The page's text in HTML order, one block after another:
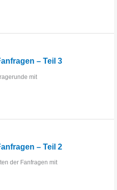
– Teil 3
mit
– Teil 2
der Fanfragen mit